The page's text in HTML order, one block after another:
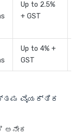
Up to 2.5%
+ GST
Up to 4% +
GST
ವೈಯಕ್ತಿಕ